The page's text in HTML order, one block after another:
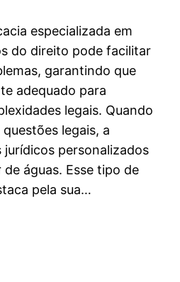
especializada em
do direito pode facilitar
garantindo que
adequado para
legais. Quando
legais, a
jurídicos personalizados
águas. Esse tipo de
pela sua…